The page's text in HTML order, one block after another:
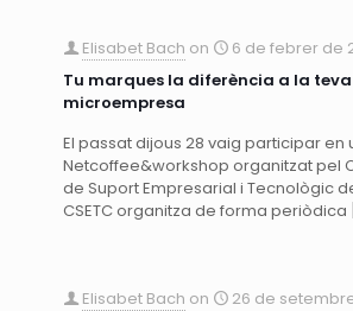
Elisabet Bach on
6 de febrer de
Tu marques la diferència a la teva
microempresa
El passat dijous 28 vaig participar en
Netcoffee&workshop organitzat pel
de Suport Empresarial i Tecnològic
CSETC organitza de forma periòdica
Elisabet Bach on
26 de